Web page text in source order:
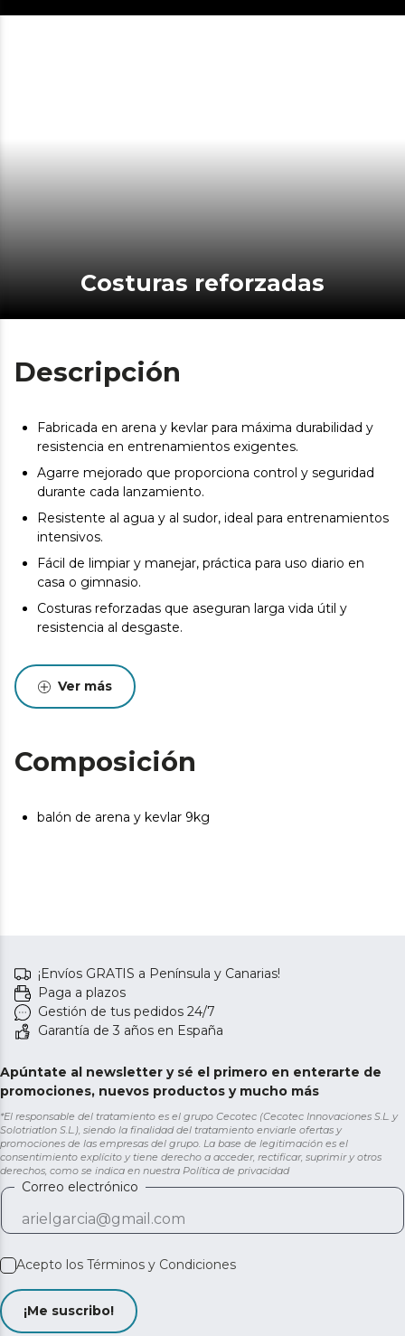
Costuras reforzadas
Descripción
Fabricada en arena y kevlar para máxima durabilidad y
resistencia en entrenamientos exigentes.
Agarre mejorado que proporciona control y seguridad
durante cada lanzamiento.
Resistente al agua y al sudor, ideal para entrenamientos
intensivos.
Fácil de limpiar y manejar, práctica para uso diario en
casa o gimnasio.
Costuras reforzadas que aseguran larga vida útil y
resistencia al desgaste.
Ver más
Composición
balón de arena y kevlar 9kg
¡Envíos GRATIS a Península y Canarias!
Paga a plazos
Gestión de tus pedidos 24/7
Garantía de 3 años en España
Apúntate al newsletter y sé el primero en enterarte de
promociones, nuevos productos y mucho más
*El responsable del tratamiento es el grupo Cecotec (Cecotec Innovaciones S.L. y
Solotriatlon S.L.), siendo la finalidad del tratamiento enviarle ofertas y
promociones de las empresas del grupo. La base de legitimación es el
consentimiento explícito y tiene derecho a acceder, rectificar, suprimir y otros
derechos, como se indica en nuestra Política de privacidad
Correo electrónico
Acepto los Términos y Condiciones
¡Me suscribo!